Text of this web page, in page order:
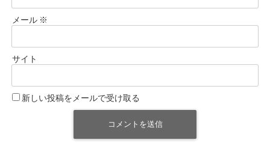
メール ※
サイト
新しい投稿をメールで受け取る